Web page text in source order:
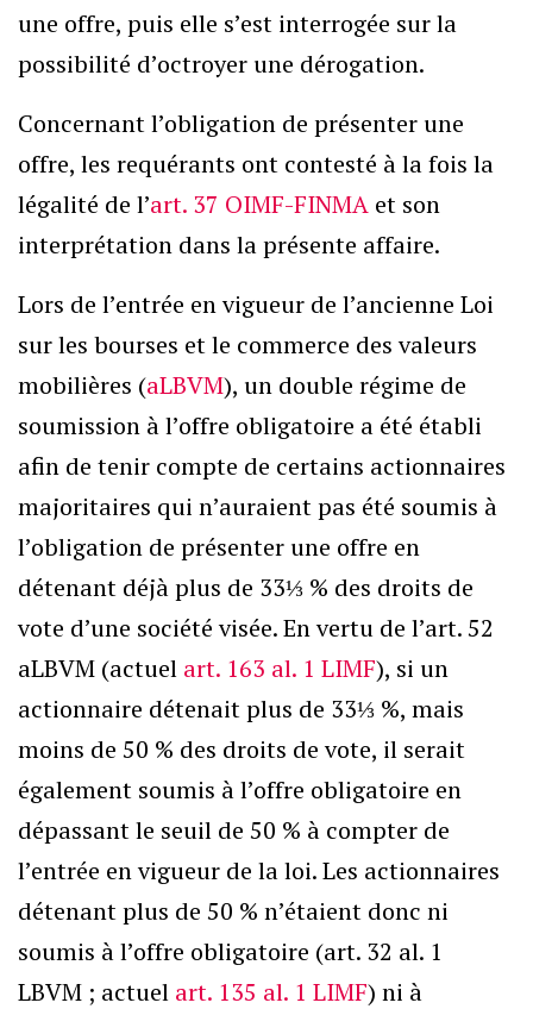
une offre, puis elle s’est interrogée sur la
possibilité d’octroyer une dérogation.
Concernant l’obligation de présenter une
offre, les requérants ont contesté à la fois la
légalité de l’art. 37 OIMF-FINMA et son
interprétation dans la présente affaire.
Lors de l’entrée en vigueur de l’ancienne Loi
sur les bourses et le commerce des valeurs
mobilières (aLBVM), un double régime de
soumission à l’offre obligatoire a été établi
afin de tenir compte de certains actionnaires
majoritaires qui n’auraient pas été soumis à
l’obligation de présenter une offre en
détenant déjà plus de 33⅓ % des droits de
vote d’une société visée. En vertu de l’art. 52
aLBVM (actuel art. 163 al. 1 LIMF), si un
actionnaire détenait plus de 33⅓ %, mais
moins de 50 % des droits de vote, il serait
également soumis à l’offre obligatoire en
dépassant le seuil de 50 % à compter de
l’entrée en vigueur de la loi. Les actionnaires
détenant plus de 50 % n’étaient donc ni
soumis à l’offre obligatoire (art. 32 al. 1
LBVM ; actuel art. 135 al. 1 LIMF) ni à